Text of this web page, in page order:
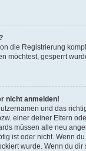
die Registrierung
möchtest, gesperrt
nicht anmelden!
und das
einer deiner Eltern
müssen alle neu
ist oder nicht. Wenn
wurde. Wenn du